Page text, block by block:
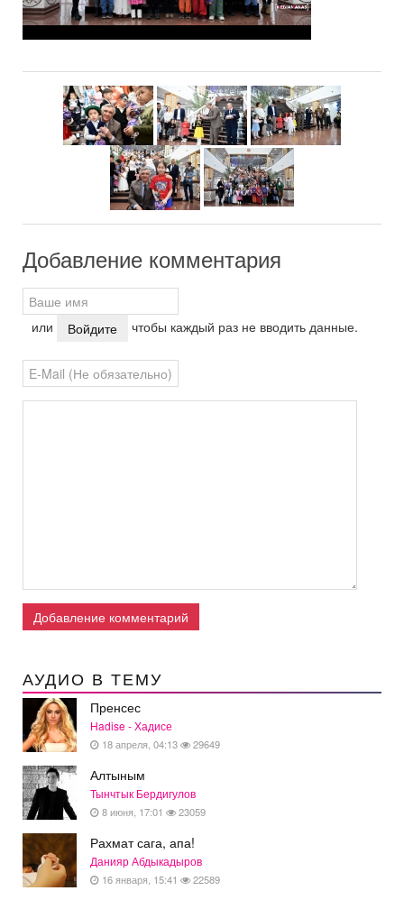
Добавление комментария
или Войдите чтобы каждый раз не вводить данные.
Добавление комментарий
АУДИО В ТЕМУ
Пренсес
Hadise - Хадисе
18 апреля, 04:13 29649
Алтыным
Тынчтык Бердигулов
8 июня, 17:01 23059
Рахмат сага, апа!
Данияр Абдыкадыров
16 января, 15:41 22589